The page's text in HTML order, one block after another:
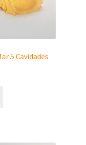
5 Cavidades